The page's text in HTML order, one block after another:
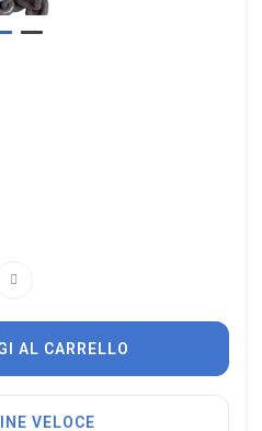
AL CARRELLO
VELOCE